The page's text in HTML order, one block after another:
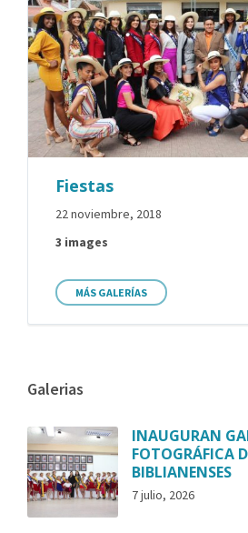
Fiestas
22 noviembre, 2018
3 images
MÁS GALERÍAS
Galerias
INAUGURAN
FOTOGRÁFICA
BIBLIANENSES
7 julio, 2026